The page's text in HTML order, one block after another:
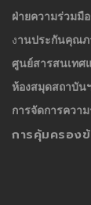
ฝ่ายความร่วมมื
งานประกันคุณภ
ศูนย์สารสนเทศ
ห้องสมุดสถาบัน
การจัดการควา
การคุ้มครอง